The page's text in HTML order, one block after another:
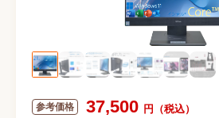
37,500